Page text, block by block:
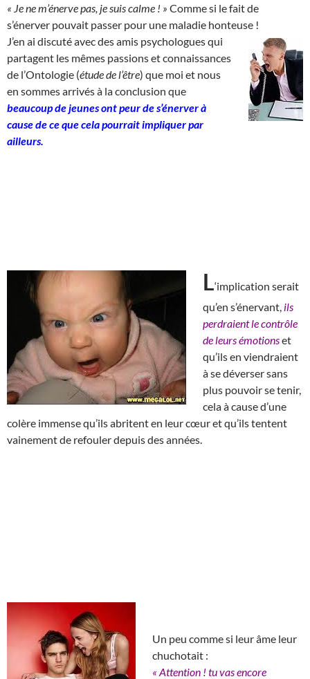
« Je ne m’énerve pas, je suis calme ! » Comme si le fait de
s’énerver pouvait passer pour une maladie honteuse !
J’en ai discuté avec des amis psychologues qui
partagent les mêmes passions et connaissances
de l’Ontologie (étude de l’être) que moi et nous
en sommes arrivés à la conclusion que
beaucoup de jeunes ont peur de s’énerver à
cause de ce que cela pourrait impliquer par
ailleurs.
L‘implication serait
qu’en s’énervant, ils
perdraient le contrôle
de leurs émotionset
qu’ils en viendraient
à se déverser sans
plus pouvoir se tenir,
cela à cause d’une
colère immense qu’ils abritent en leur cœur et qu’ils tentent
vainement de refouler depuis des années.
Un peu comme si leur âme leur
chuchotait :
« Attention ! tu vas encore